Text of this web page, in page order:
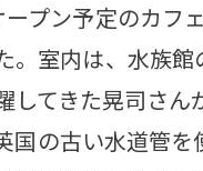
プン予定のカフ
。室内は、水族
してきた晃司さ
国の古い水道管